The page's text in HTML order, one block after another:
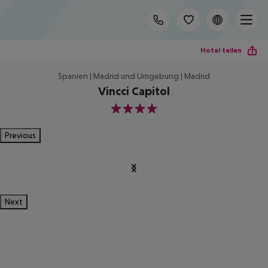
Hotel teilen
Spanien | Madrid und Umgebung | Madrid
Vincci Capitol
4
Previous
Next